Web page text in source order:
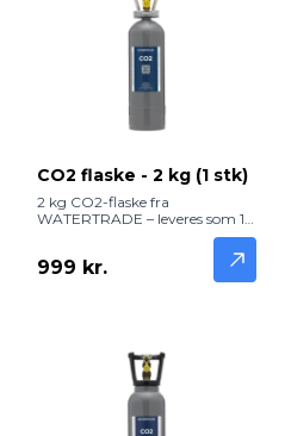
CO2 flaske - 2 kg (1 stk)
2 kg CO2-flaske fra
WATERTRADE – leveres som 1
med GROHE Blue Professional
og andre vandanlæg med
999 kr.